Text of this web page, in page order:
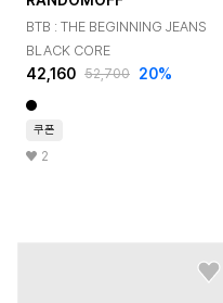
BTB : THE BEGINNING JEANS
BLACK CORE
42,160 52,700 20%
쿠폰
2